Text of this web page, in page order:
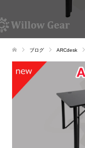
ブログ ARCdesk